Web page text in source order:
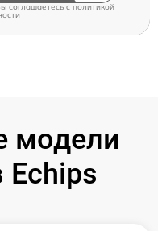
соглашаетесь cполитикой
модели
Echips